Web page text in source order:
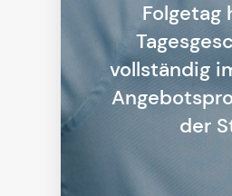
Folgetag
vollständig
der